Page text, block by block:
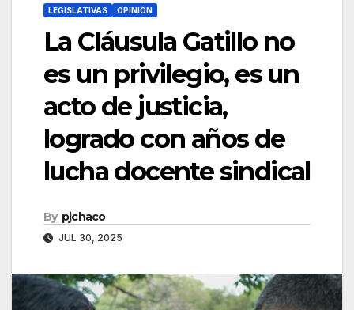
LEGISLATIVAS OPINIÓN
La Cláusula Gatillo no
es un privilegio, es un
acto de justicia,
logrado con años de
lucha docente sindical
By pjchaco
JUL 30, 2025